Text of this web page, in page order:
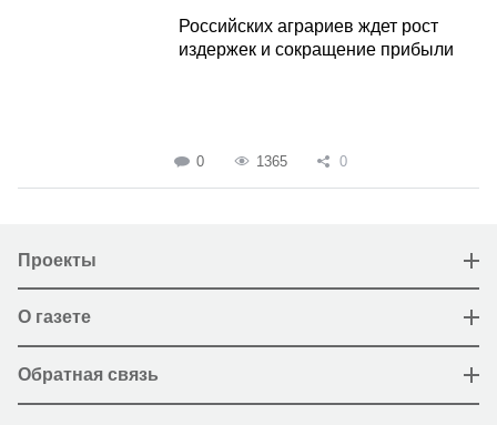
Российских аграриев ждет рост
издержек и сокращение прибыли
0 1365 0
Проекты
О газете
Обратная связь